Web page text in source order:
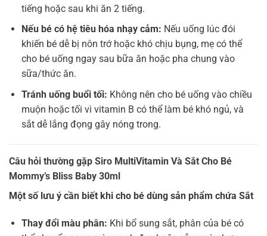
tiếng hoặc sau khi ăn 2 tiếng.
Nếu bé có hệ tiêu hóa nhạy cảm: Nếu uống lúc đói
khiến bé dễ bị nôn trớ hoặc khó chịu bụng, mẹ có thể
cho bé uống ngay sau bữa ăn hoặc pha chung vào
sữa/thức ăn.
Tránh uống buổi tối: Không nên cho bé uống vào chiều
muộn hoặc tối vì vitamin B có thể làm bé khó ngủ, và
sắt dễ lắng đọng gây nóng trong.
Câu hỏi thường gặp Siro MultiVitamin Và Sắt Cho Bé
Mommy’s Bliss Baby 30ml
Một số lưu ý cần biết khi cho bé dùng sản phẩm chứa Sắt
Thay đổi màu phân: Khi bổ sung sắt, phân của bé có